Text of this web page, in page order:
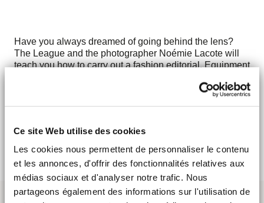
Ce site Web utilise des cookies
Les cookies nous permettent de personnaliser le contenu
et les annonces, d'offrir des fonctionnalités relatives aux
médias sociaux et d'analyser notre trafic. Nous
partageons également des informations sur l'utilisation de
Have you always dreamed of going behind the lens?
The League and the photographer Noémie Lacote will
teach you how to carry out a fashion editorial. Equipment
DISCOVER LA LIGUE